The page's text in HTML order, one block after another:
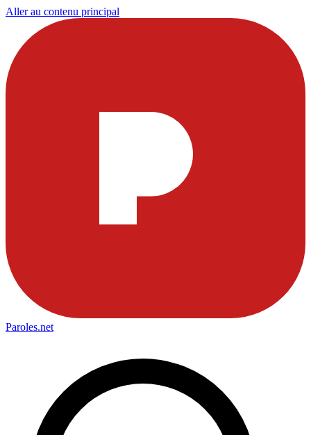
Aller au contenu principal
Paroles.net